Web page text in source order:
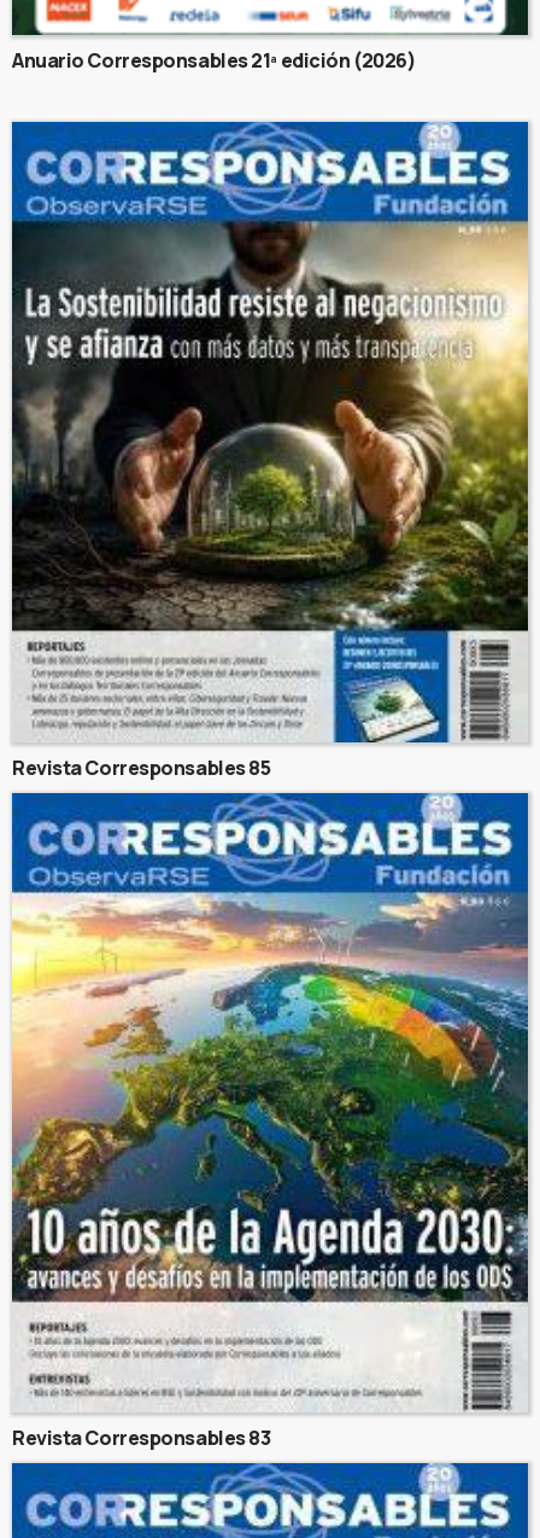
Anuario Corresponsables 21ª edición (2026)
Revista Corresponsables 85
Revista Corresponsables 83